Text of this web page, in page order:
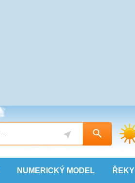
NUMERICKÝ MODEL ŘEKY